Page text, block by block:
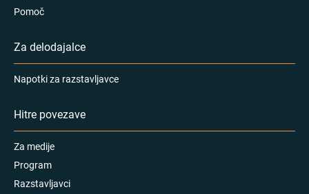
Pomoč
Za delodajalce
Napotki za razstavljavce
Hitre povezave
Za medije
Program
Razstavljavci